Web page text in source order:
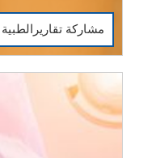
مشاركة تقاريرالطبية